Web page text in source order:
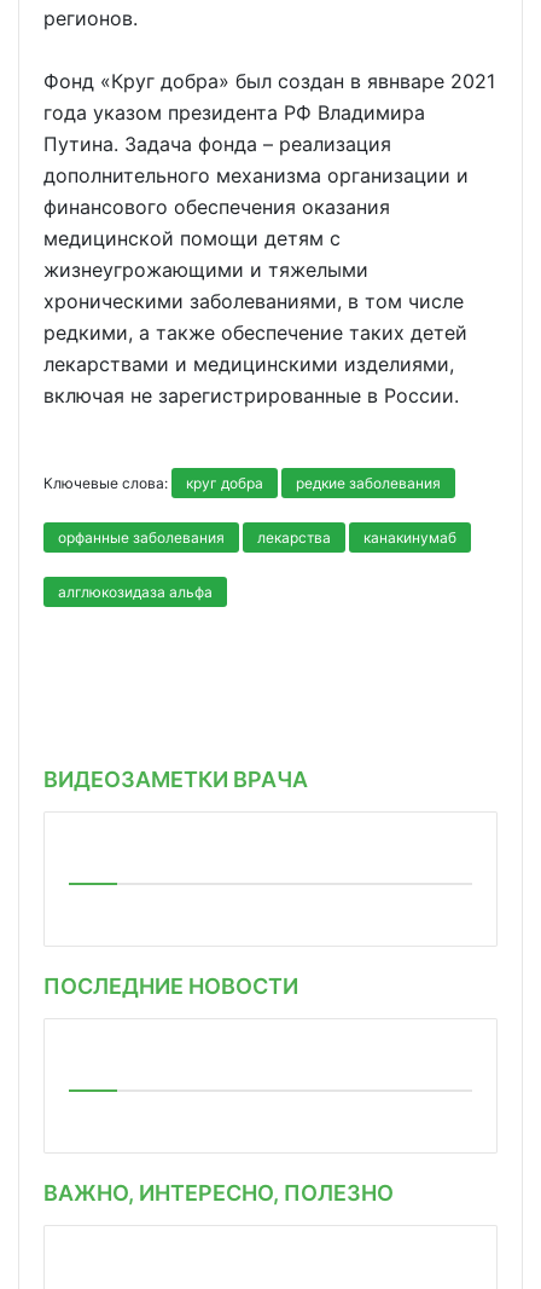
регионов.
Фонд «Круг добра» был создан в явнваре 2021
года указом президента РФ Владимира
Путина. Задача фонда – реализация
дополнительного механизма организации и
финансового обеспечения оказания
медицинской помощи детям с
жизнеугрожающими и тяжелыми
хроническими заболеваниями, в том числе
редкими, а также обеспечение таких детей
лекарствами и медицинскими изделиями,
включая не зарегистрированные в России.
Ключевые слова: круг добра редкие заболевания
орфанные заболевания лекарства канакинумаб
алглюкозидаза альфа
ВИДЕОЗАМЕТКИ ВРАЧА
ПОСЛЕДНИЕ НОВОСТИ
ВАЖНО, ИНТЕРЕСНО, ПОЛЕЗНО